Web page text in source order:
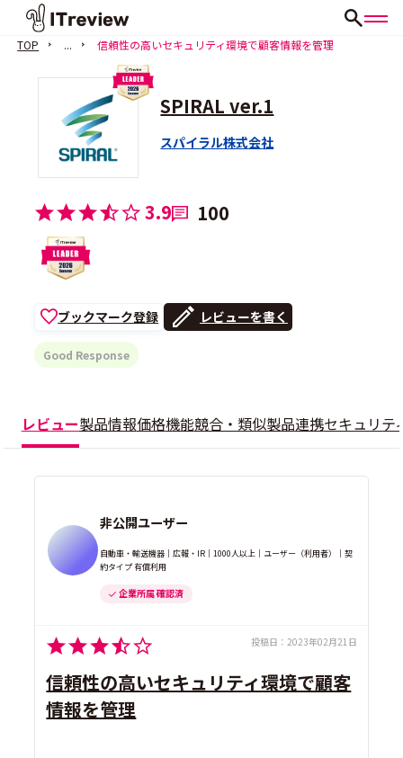
TOP ... 信頼性の高いセキュリティ環境で顧客情報を管理
SPIRAL ver.1
スパイラル株式会社
3.9 100
ブックマーク登録 レビューを書く
Good Response
レビュー製品情報価格機能競合・類似製品連携セキュリテ
非公開ユーザー
自動車・輸送機器｜広報・IR｜1000人以上｜ユーザー（利用者）｜契
約タイプ 有償利用
企業所属 確認済
投稿日： 2023年02月21日
信頼性の高いセキュリティ環境で顧客
情報を管理